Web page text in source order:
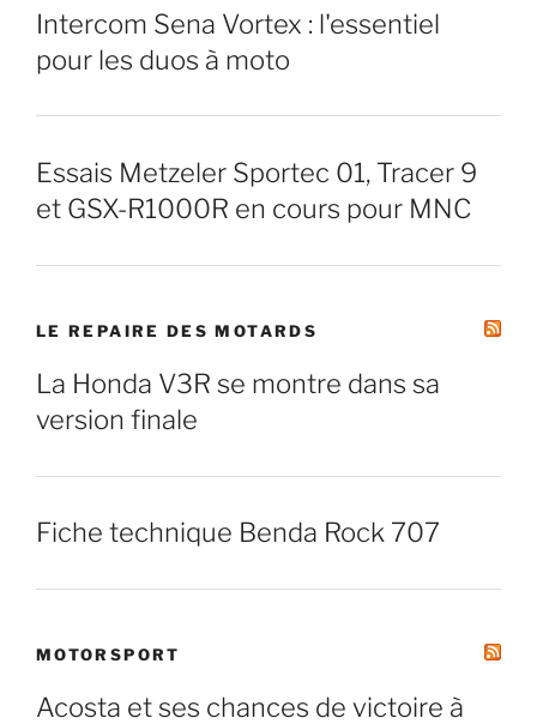
Intercom Sena Vortex : l'essentiel
pour les duos à moto
Essais Metzeler Sportec 01, Tracer 9
et GSX-R1000R en cours pour MNC
LE REPAIRE DES MOTARDS
La Honda V3R se montre dans sa
version finale
Fiche technique Benda Rock 707
MOTORSPORT
Acosta et ses chances de victoire à